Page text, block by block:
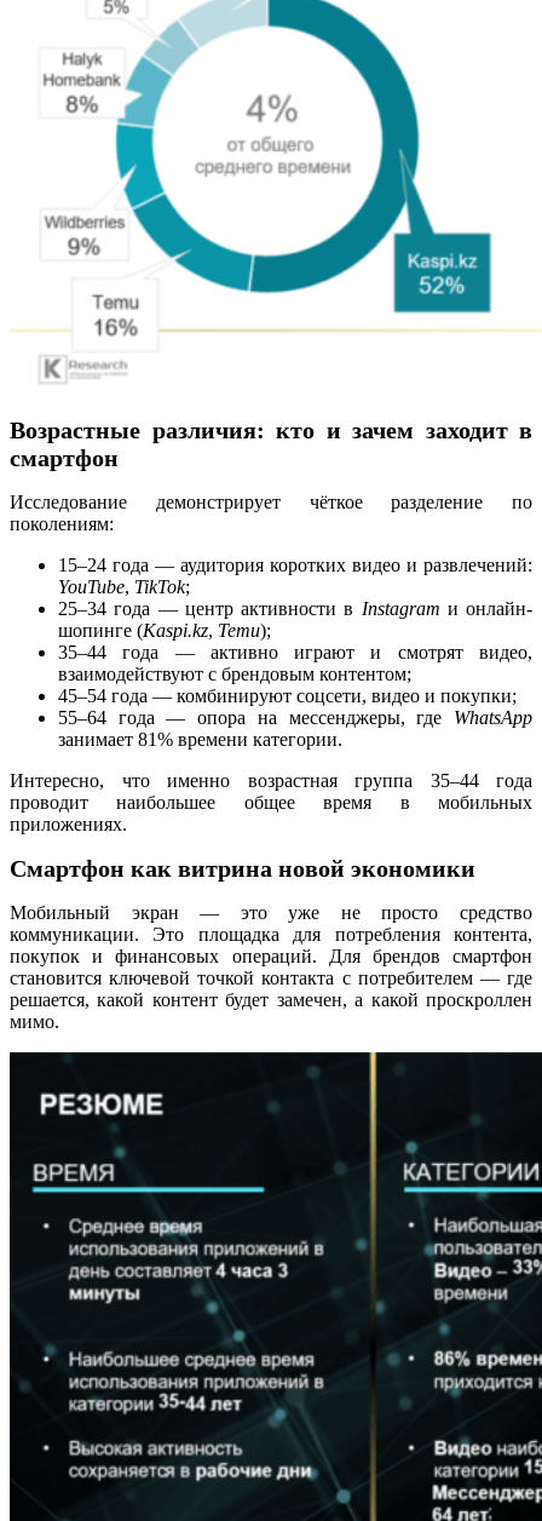
Возрастные различия: кто и зачем заходит в
смартфон
Исследование демонстрирует чёткое разделение по
поколениям:
15–24 года — аудитория коротких видео и развлечений:
YouTube, TikTok;
25–34 года — центр активности в Instagram и онлайн-
шопинге (Kaspi.kz, Temu);
35–44 года — активно играют и смотрят видео,
взаимодействуют с брендовым контентом;
45–54 года — комбинируют соцсети, видео и покупки;
55–64 года — опора на мессенджеры, где WhatsApp
занимает 81% времени категории.
Интересно, что именно возрастная группа 35–44 года
проводит наибольшее общее время в мобильных
приложениях.
Смартфон как витрина новой экономики
Мобильный экран — это уже не просто средство
коммуникации. Это площадка для потребления контента,
покупок и финансовых операций. Для брендов смартфон
становится ключевой точкой контакта с потребителем — где
решается, какой контент будет замечен, а какой проскроллен
мимо.